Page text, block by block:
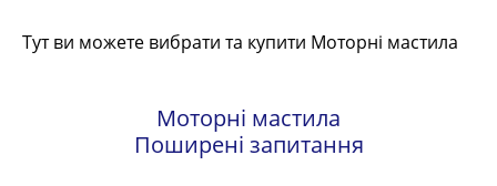
Тут ви можете вибрати та купити Моторні мастила
Моторні мастила
Поширені запитання